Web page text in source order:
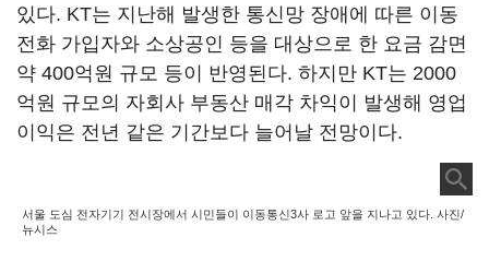
있다. KT는 지난해 발생한 통신망 장애에 따른 이동
전화 가입자와 소상공인 등을 대상으로 한 요금 감면
약 400억원 규모 등이 반영된다. 하지만 KT는 2000
억원 규모의 자회사 부동산 매각 차익이 발생해 영업
이익은 전년 같은 기간보다 늘어날 전망이다.
서울 도심 전자기기 전시장에서 시민들이 이동통신3사 로고 앞을 지나고 있다. 사진/
뉴시스